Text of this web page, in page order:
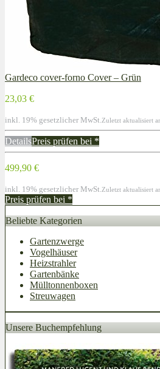
Gardeco cover-forno Cover – Grün
23,03 €
inkl. 19% gesetzlicher MwSt. Zuletzt aktualisiert
DetailsPreis prüfen bei *
499,90 €
inkl. 19% gesetzlicher MwSt. Zuletzt aktualisiert
Preis prüfen bei *
Beliebte Kategorien
Gartenzwerge
Vogelhäuser
Heizstrahler
Gartenbänke
Mülltonnenboxen
Streuwagen
Unsere Buchempfehlung